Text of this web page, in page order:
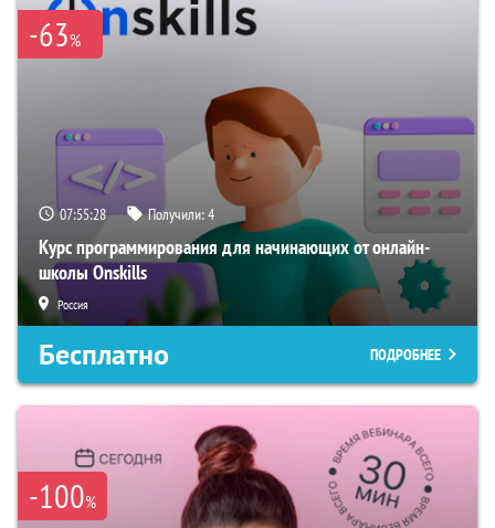
-63%
07:55:27 Получили:4
Курс программирования для начинающих от онлайн-
школы Onskills
Россия
Бесплатно ПОДРОБНЕЕ
-100%